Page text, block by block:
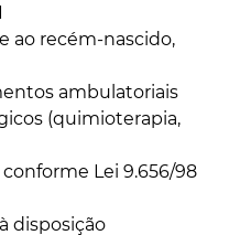
ao recém-nascido,
ambulatoriais
(quimioterapia,
Lei 9.656/98
disposição